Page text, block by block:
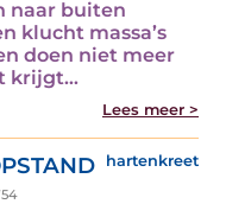
naar buiten
klucht massa’s
doen niet meer
krijgt…
Lees meer >
hartenkreet